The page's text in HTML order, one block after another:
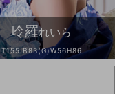
玲羅れいら
T155 B83(G)W56H86